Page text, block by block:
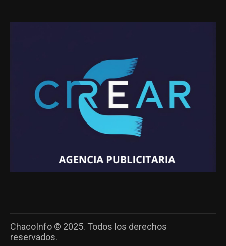
ChacoInfo © 2025. Todos los derechos
reservados.